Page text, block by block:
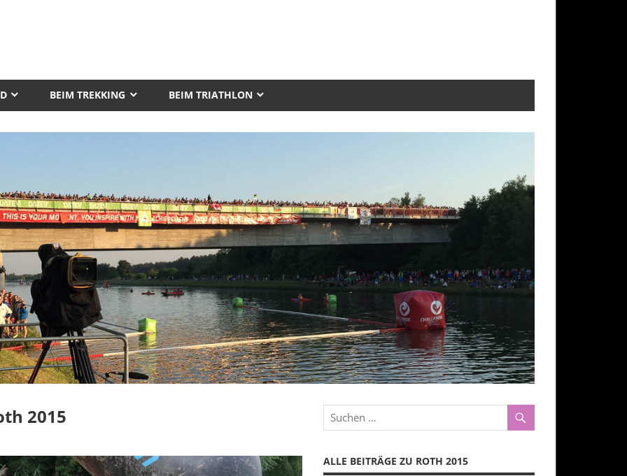
BEIM TREKKING BEIM TRIATHLON
2015
ALLE BEITRÄGE ZU ROTH 2015